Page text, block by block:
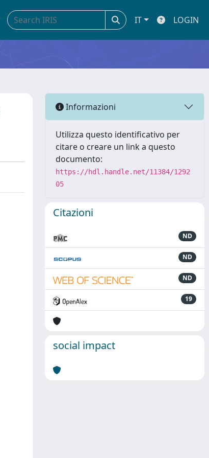
IT LOGIN
Informazioni
Utilizza questo identificativo per
citare o creare un link a questo
documento:
https://hdl.handle.net/11384/1292
05
Citazioni
ND
ND
ND
19
social impact